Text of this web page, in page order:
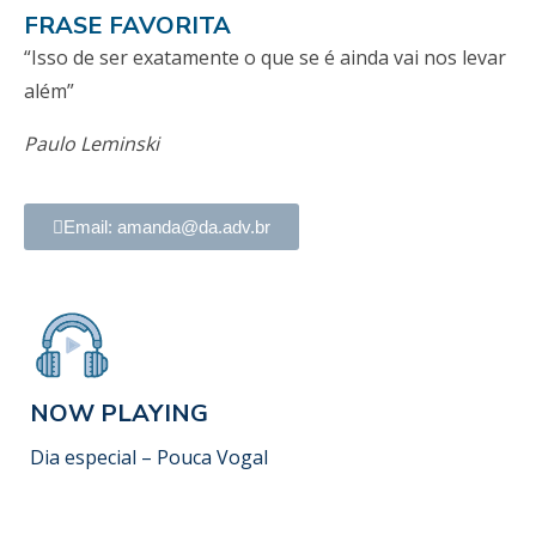
FRASE FAVORITA
“Isso de ser exatamente o que se é ainda vai nos levar
além”
Paulo Leminski
Email: amanda@da.adv.br
NOW PLAYING
Dia especial – Pouca Vogal